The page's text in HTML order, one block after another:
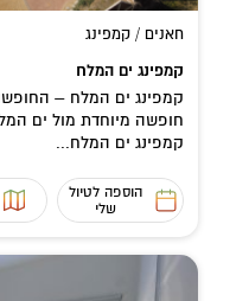
חאנים / קמפינג
קמפינג ים המלח
קמפינג ים המלח –
חופשה מיוחדת מול ים
קמפינג ים המלח...
הוספה לטיול
שלי